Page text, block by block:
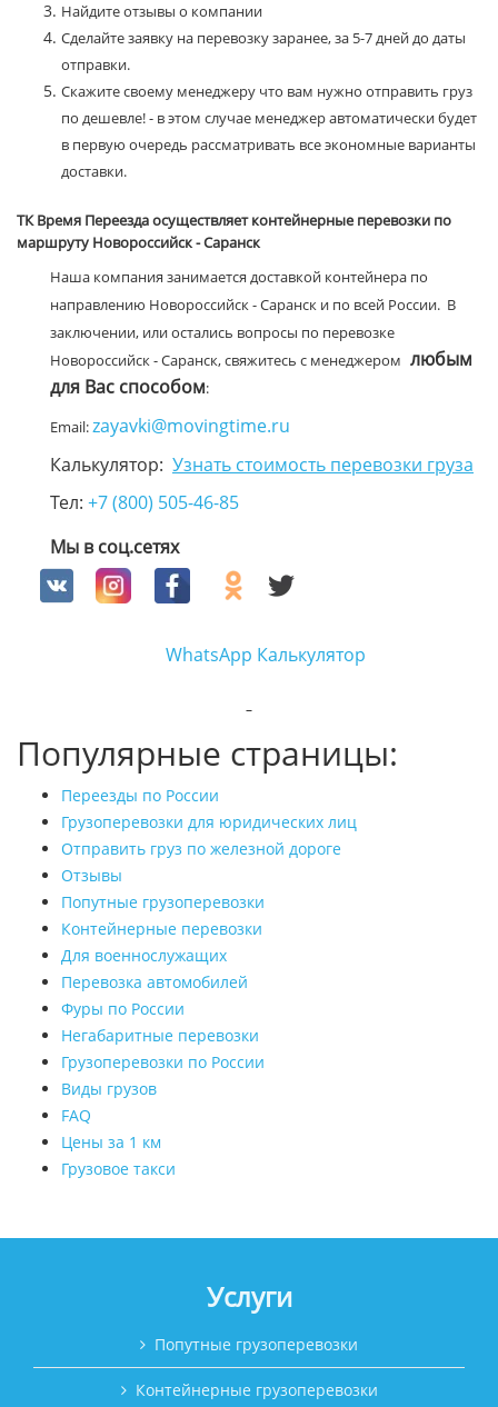
Найдите отзывы о компании
Сделайте заявку на перевозку заранее, за 5-7 дней до даты
отправки.
Скажите своему менеджеру что вам нужно отправить груз
по дешевле! - в этом случае менеджер автоматически будет
в первую очередь рассматривать все экономные варианты
доставки.
ТК Время Переезда осуществляет контейнерные перевозки по
маршруту Новороссийск - Саранск
Наша компания занимается доставкой контейнера по
направлению Новороссийск - Саранск и по всей России. В
заключении, или остались вопросы по перевозке
Новороссийск - Саранск, свяжитесь с менеджером любым
для Вас способом:
Email:zayavki@movingtime.ru
Калькулятор: Узнать стоимость перевозки груза
Тел: +7 (800) 505-46-85
Мы в соц.сетях
WhatsApp Калькулятор
Популярные страницы:
Переезды по России
Грузоперевозки для юридических лиц
Отправить груз по железной дороге
Отзывы
Попутные грузоперевозки
Контейнерные перевозки
Для военнослужащих
Перевозка автомобилей
Фуры по России
Негабаритные перевозки
Грузоперевозки по России
Виды грузов
FAQ
Цены за 1 км
Грузовое такси
Услуги
Попутные грузоперевозки
Контейнерные грузоперевозки